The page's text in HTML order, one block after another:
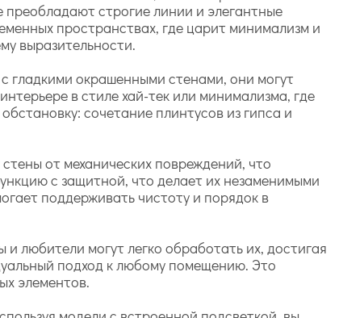
преобладают строгие линии и элегантные
пространствах, где царит минимализм и
выразительности.
гладкими окрашенными стенами, они могут
в стиле хай-тек или минимализма, где
сочетание плинтусов из гипса и
от механических повреждений, что
с защитной, что делает их незаменимыми
поддерживать чистоту и порядок в
любители могут легко обработать их, достигая
подход к любому помещению. Это
элементов.